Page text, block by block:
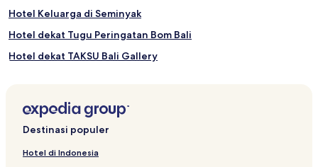
Hotel Keluarga di Seminyak
Hotel dekat Tugu Peringatan Bom Bali
Hotel dekat TAKSU Bali Gallery
Resor di Seminyak
Destinasi populer
Hotel di Indonesia